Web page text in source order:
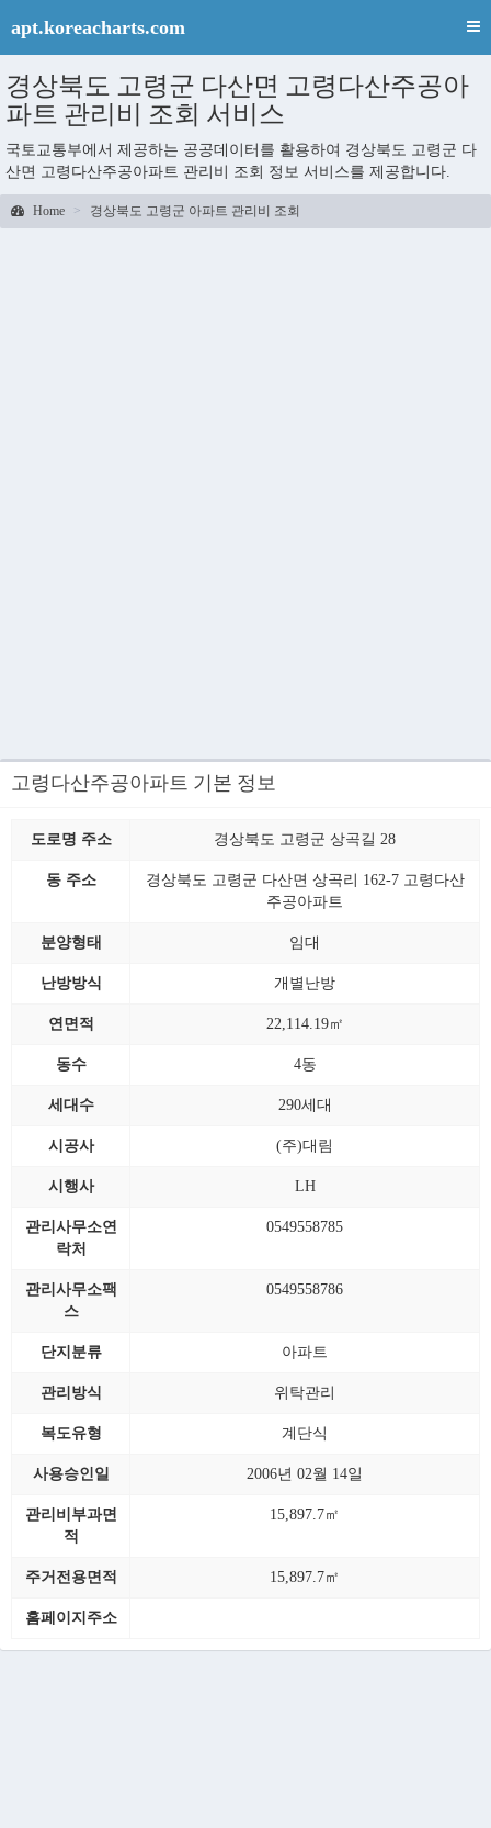
apt.koreacharts.com
경상북도 고령군 다산면 고령다산주공아
파트 관리비 조회 서비스
국토교통부에서 제공하는 공공데이터를 활용하여 경상북도 고령군 다
산면 고령다산주공아파트 관리비 조회 정보 서비스를 제공합니다.
Home 경상북도 고령군 아파트 관리비 조회
고령다산주공아파트 기본 정보
도로명 주소 경상북도 고령군 상곡길 28
동 주소
경상북도 고령군 다산면 상곡리 162-7 고령다산
주공아파트
분양형태 임대
난방방식 개별난방
연면적 22,114.19㎡
동수 4동
세대수 290세대
시공사 (주)대림
시행사 LH
관리사무소연
락처
0549558785
관리사무소팩
스
0549558786
단지분류 아파트
관리방식 위탁관리
복도유형 계단식
사용승인일 2006년 02월 14일
관리비부과면
적
15,897.7㎡
주거전용면적 15,897.7㎡
홈페이지주소